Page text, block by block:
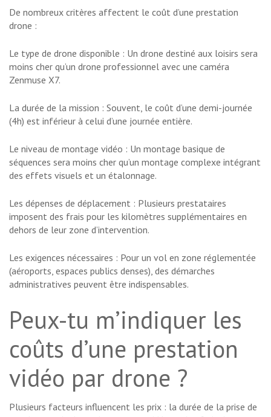
De nombreux critères affectent le coût d’une prestation
drone :
Le type de drone disponible : Un drone destiné aux loisirs sera
moins cher qu’un drone professionnel avec une caméra
Zenmuse X7.
La durée de la mission : Souvent, le coût d’une demi-journée
(4h) est inférieur à celui d’une journée entière.
Le niveau de montage vidéo : Un montage basique de
séquences sera moins cher qu’un montage complexe intégrant
des effets visuels et un étalonnage.
Les dépenses de déplacement : Plusieurs prestataires
imposent des frais pour les kilomètres supplémentaires en
dehors de leur zone d’intervention.
Les exigences nécessaires : Pour un vol en zone réglementée
(aéroports, espaces publics denses), des démarches
administratives peuvent être indispensables.
Peux-tu m’indiquer les
coûts d’une prestation
vidéo par drone ?
Plusieurs facteurs influencent les prix : la durée de la prise de